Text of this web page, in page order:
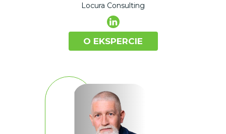
Locura Consulting
O EKSPERCIE